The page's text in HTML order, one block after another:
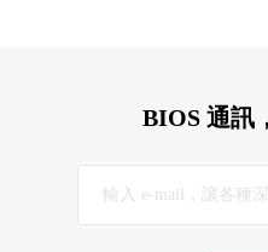
BIOS 通訊